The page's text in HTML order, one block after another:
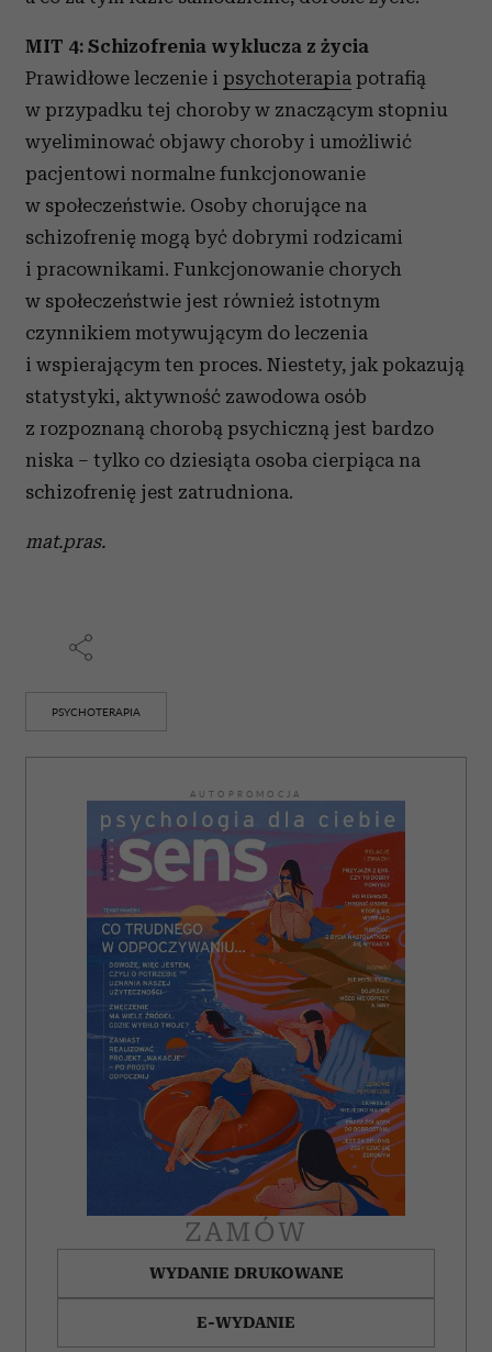
społecznościowym, reklamowym i analitycznym.
Partnerzy mogą połączyć te informacje z innymi danymi
otrzymanymi od Ciebie lub uzyskanymi podczas
korzystania z ich usług.
MIT 4: Schizofrenia wyklucza z życia
Prawidłowe leczenie i psychoterapia potrafią
w przypadku tej choroby w znaczącym stopniu
wyeliminować objawy choroby i umożliwić
pacjentowi normalne funkcjonowanie
w społeczeństwie. Osoby chorujące na
schizofrenię mogą być dobrymi rodzicami
i pracownikami. Funkcjonowanie chorych
w społeczeństwie jest również istotnym
czynnikiem motywującym do leczenia
i wspierającym ten proces. Niestety, jak pokazują
statystyki, aktywność zawodowa osób
z rozpoznaną chorobą psychiczną jest bardzo
niska – tylko co dziesiąta osoba cierpiąca na
schizofrenię jest zatrudniona.
mat.pras.
PSYCHOTERAPIA
AUTOPROMOCJA
ZAMÓW
WYDANIE DRUKOWANE
E-WYDANIE